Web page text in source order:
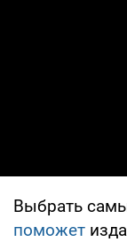
Выбрать
поможет